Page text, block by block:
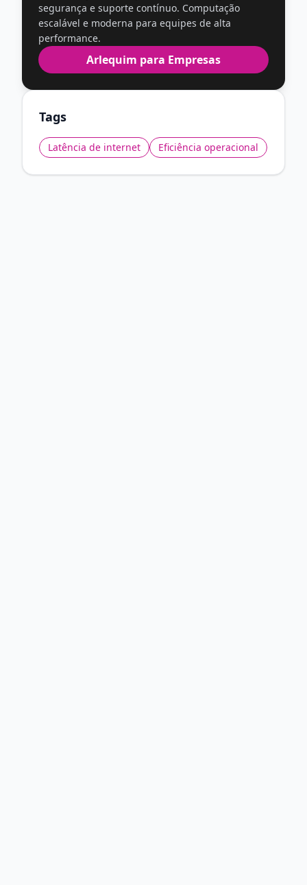
segurança e suporte contínuo. Computação
escalável e moderna para equipes de alta
performance.
Arlequim para Empresas
Tags
Latência de internet Eficiência operacional